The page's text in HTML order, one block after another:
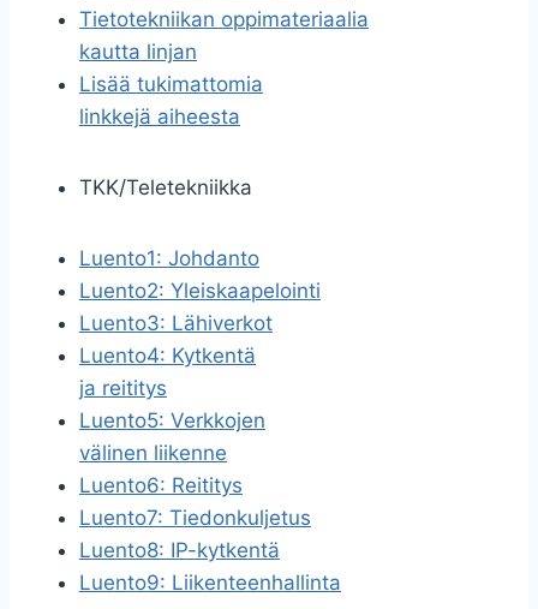
Tietotekniikan oppimateriaalia
kautta linjan
Lisää tukimattomia
linkkejä aiheesta
TKK/Teletekniikka
Luento1: Johdanto
Luento2: Yleiskaapelointi
Luento3: Lähiverkot
Luento4: Kytkentä
ja reititys
Luento5: Verkkojen
välinen liikenne
Luento6: Reititys
Luento7: Tiedonkuljetus
Luento8: IP-kytkentä
Luento9: Liikenteenhallinta